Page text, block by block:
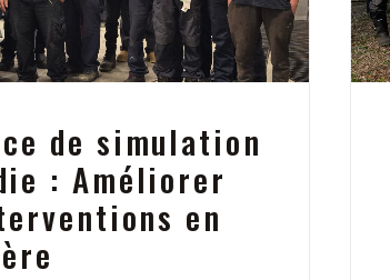
de simulation
: Améliorer
en